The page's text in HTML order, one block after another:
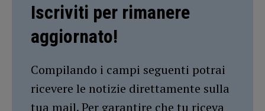
Iscriviti per rimanere
aggiornato!
Compilando i campi seguenti potrai
ricevere le notizie direttamente sulla
tua mail. Per garantire che tu riceva